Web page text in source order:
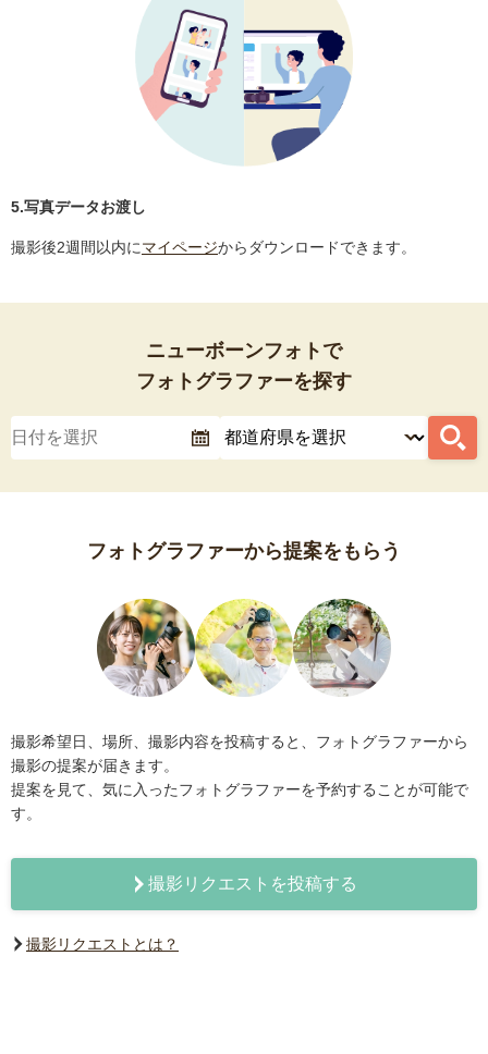
5.写真データお渡し
撮影後2週間以内にマイページからダウンロードできます。
ニューボーンフォトで
フォトグラファーを探す
フォトグラファーから提案をもらう
撮影希望日、場所、撮影内容を投稿すると、フォトグラファーから
撮影の提案が届きます。
提案を見て、気に入ったフォトグラファーを予約することが可能で
す。
撮影リクエストを投稿する
撮影リクエストとは？